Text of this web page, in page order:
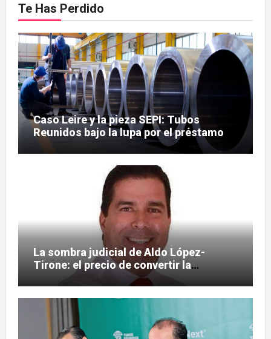
Te Has Perdido
Caso Leire y la pieza SEPI: Tubos
Reunidos bajo la lupa por el préstamo
de 112,8 millones
La sombra judicial de Aldo López-
Tirone: el precio de convertir la
comunicación en arma